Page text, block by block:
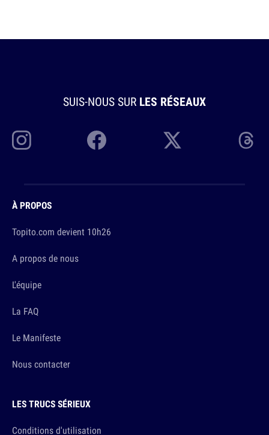
SUIS-NOUS SUR LES RÉSEAUX
À PROPOS
Topito.com devient 10h26
A propos de nous
L'équipe
La FAQ
Le Manifeste
Nous contacter
LES TRUCS SÉRIEUX
Conditions d'utilisation